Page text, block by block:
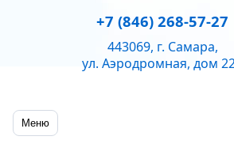
+7 (846) 268-57-27
443069, г. Самара,
ул. Аэродромная, дом
Меню